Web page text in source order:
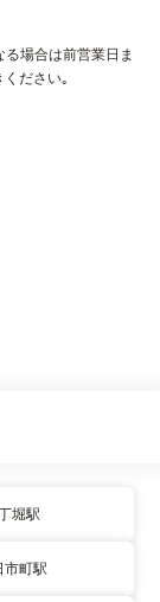
場合は前営業日ま
ださい｡
堀駅
市町駅